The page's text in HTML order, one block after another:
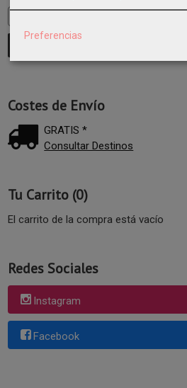
Costes de Envío
GRATIS *
Consultar Destinos
Tu Carrito (0)
El carrito de la compra está vacío
Redes Sociales
Instagram
Facebook
Preferencias